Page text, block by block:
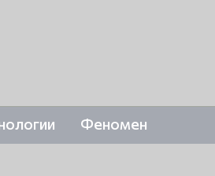
Феномен